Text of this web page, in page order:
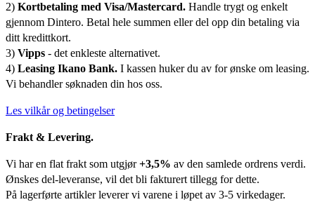
2) Kortbetaling med Visa/Mastercard. Handle trygt og enkelt
gjennom Dintero. Betal hele summen eller del opp din betaling via
ditt kredittkort.
3) Vipps - det enkleste alternativet.
4) Leasing Ikano Bank. I kassen huker du av for ønske om leasing.
Vi behandler søknaden din hos oss.
Les vilkår og betingelser
Frakt & Levering.
Vi har en flat frakt som utgjør+3,5% av den samlede ordrens verdi.
Ønskes del-leveranse, vil det bli fakturert tillegg for dette.
På lagerførte artikler leverer vi varene i løpet av 3-5 virkedager.